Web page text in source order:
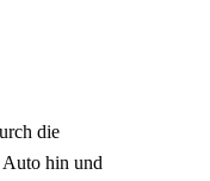
die
Auto hin und